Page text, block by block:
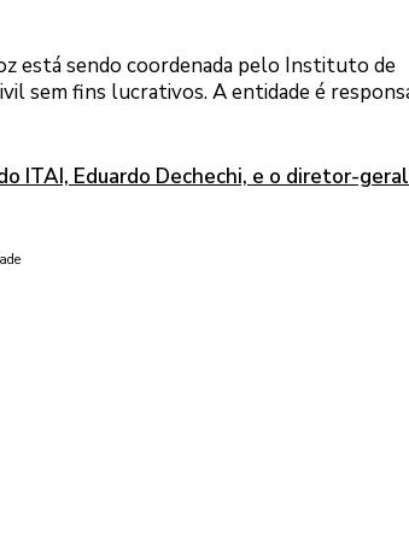
está sendo coordenada pelo Instituto de
sem fins lucrativos. A entidade é
ITAI, Eduardo Dechechi, e o diretor-